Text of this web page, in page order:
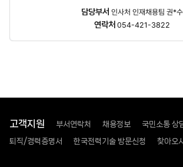
담당부서 인사처 인재채용팀 권*수
연락처 054-421-3822
고객지원 부서연락처 채용정보 국민소통 상
퇴직/경력증명서 한국전력기술 방문신청 찾아오